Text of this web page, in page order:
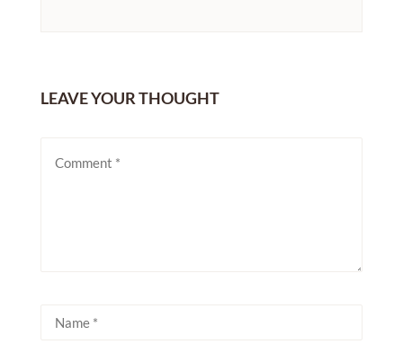
LEAVE YOUR THOUGHT